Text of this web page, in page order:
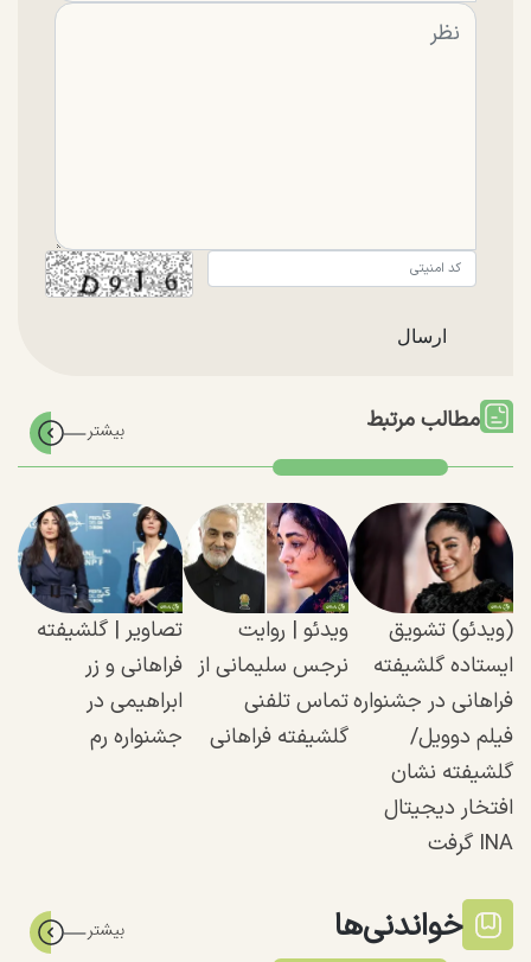
مطالب مرتبط
(ویدئو) تشویق
ایستاده گلشیفته
فراهانی در جشنواره
فیلم دوویل/
گلشیفته نشان
افتخار دیجیتال
INA گرفت
ویدئو | روایت
نرجس سلیمانی از
تماس تلفنی
گلشیفته فراهانی
تصاویر | گلشیفته
فراهانی و زر
ابراهیمی در
جشنواره رم
خواندنی‌ها